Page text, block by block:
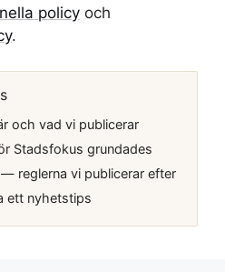
policy och
.
och vad vi publicerar
Stadsfokus grundades
— reglerna vi publicerar efter
ett nyhetstips